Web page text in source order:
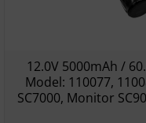
12.0V 5000mAh /
Model: 110077,
SC7000, Monitor